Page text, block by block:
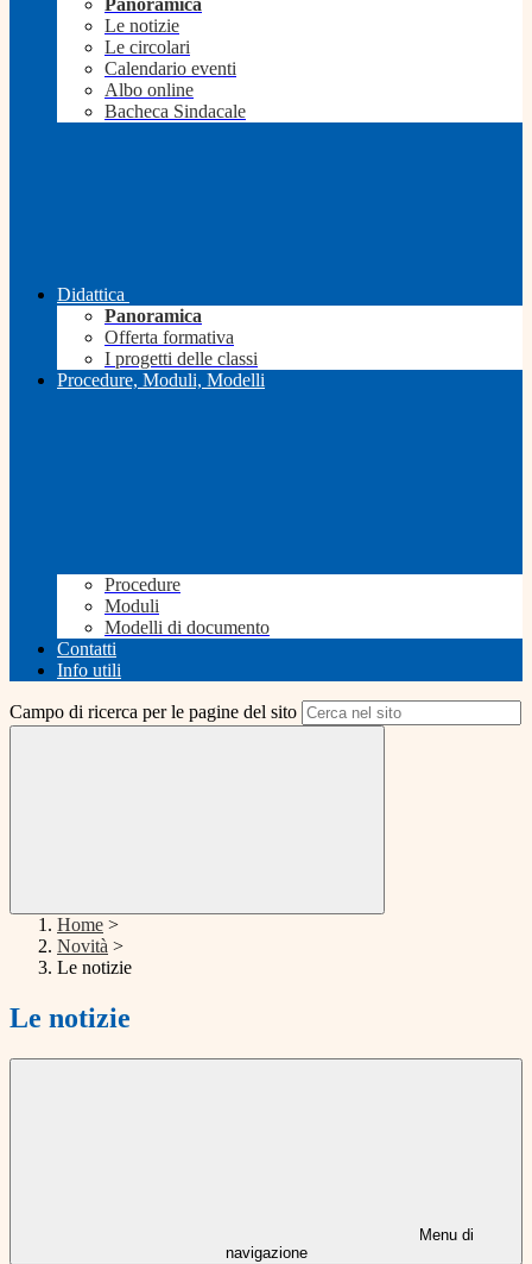
Panoramica
Le notizie
Le circolari
Calendario eventi
Albo online
Bacheca Sindacale
Didattica
Panoramica
Offerta formativa
I progetti delle classi
Procedure, Moduli, Modelli
Procedure
Moduli
Modelli di documento
Contatti
Info utili
Campo di ricerca per le pagine del sito
Home >
Novità >
Le notizie
Le notizie
Menu di
navigazione